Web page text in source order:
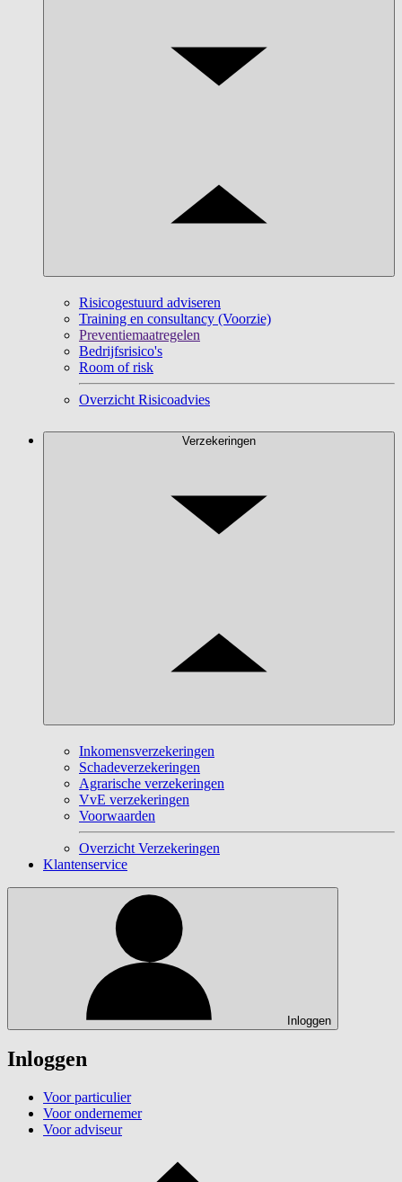
Risicogestuurd adviseren
Training en consultancy (Voorzie)
Preventiemaatregelen
Bedrijfsrisico's
Room of risk
Overzicht Risicoadvies
Verzekeringen
Inkomensverzekeringen
Schadeverzekeringen
Agrarische verzekeringen
VvE verzekeringen
Voorwaarden
Overzicht Verzekeringen
Klantenservice
Inloggen
Inloggen
Voor particulier
Voor ondernemer
Voor adviseur